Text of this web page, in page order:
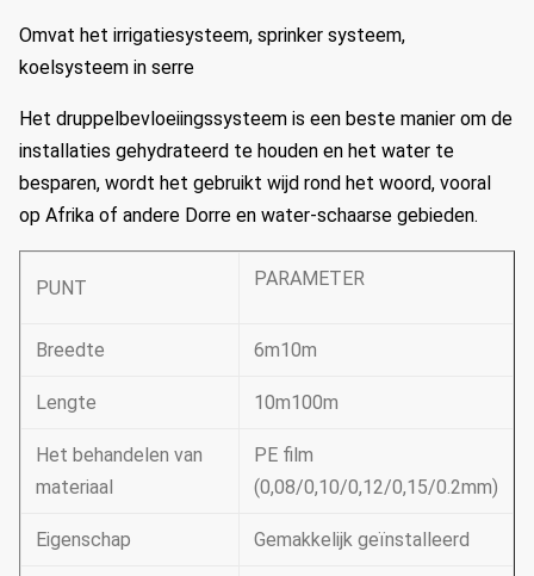
Omvat het irrigatiesysteem, sprinker systeem,
koelsysteem in serre
Het druppelbevloeiingssysteem is een beste manier om de
installaties gehydrateerd te houden en het water te
besparen, wordt het gebruikt wijd rond het woord, vooral
op Afrika of andere Dorre en water-schaarse gebieden.
PUNT PARAMETER
Breedte 6m10m
Lengte 10m100m
Het behandelen van
materiaal
PE film
(0,08/0,10/0,12/0,15/0.2mm)
Eigenschap Gemakkelijk geïnstalleerd